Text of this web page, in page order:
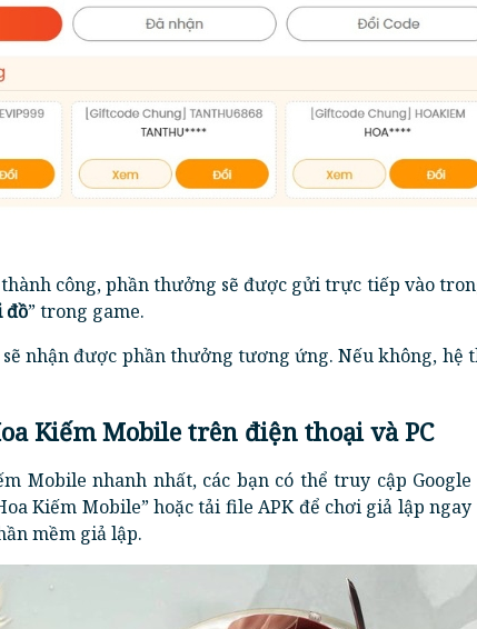
công, phần thưởng sẽ được gửi trực tiếp vào
đồ” trong game.
nhận được phần thưởng tương ứng. Nếu không, hệ
Kiếm Mobile trên điện thoại và PC
Mobile nhanh nhất, các bạn có thể truy cập Google
Kiếm Mobile” hoặc tải file APK để chơi giả lập ngay
mềm giả lập.